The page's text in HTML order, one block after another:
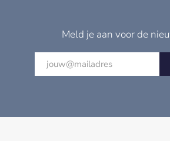
Meld je aan voor de